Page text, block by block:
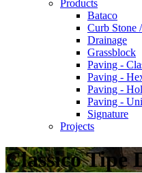
Products
Bataco
Curb Stone
Drainage
Grassblock
Paving -
Paving -
Paving -
Paving -
Signature
Projects
Classico Tipe